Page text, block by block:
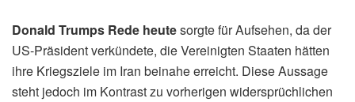
Donald Trumps Rede heutesorgte für Aufsehen, da der
US-Präsident verkündete, die Vereinigten Staaten hätten
ihre Kriegsziele im Iran beinahe erreicht. Diese Aussage
steht jedoch im Kontrast zu vorherigen widersprüchlichen